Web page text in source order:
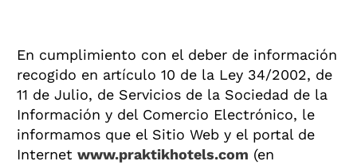
En cumplimiento con el deber de información
recogido en artículo 10 de la Ley 34/2002, de
11 de Julio, de Servicios de la Sociedad de la
Información y del Comercio Electrónico, le
informamos que el Sitio Web y el portal de
Internet www.praktikhotels.com (en